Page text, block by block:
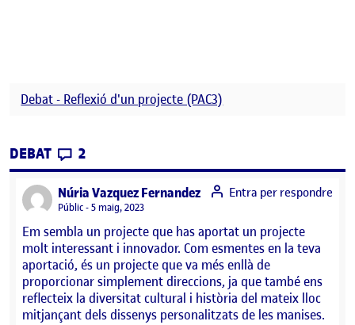
Debat - Reflexió d'un projecte (PAC3)
DEBAT CONTRIBUTIONS
2EL DEBAT- REFLEXIÓ D’UN PROJECTE
Núria Vazquez Fernandezsays:
Visibilitat:
Públic 5 maig, 2023
Em sembla un projecte que has aportat un projecte
molt interessant i innovador. Com esmentes en la teva
aportació, és un projecte que va més enllà de
proporcionar simplement direccions, ja que també ens
reflecteix la diversitat cultural i història del mateix lloc
mitjançant dels dissenys personalitzats de les manises.
Entra per respondre